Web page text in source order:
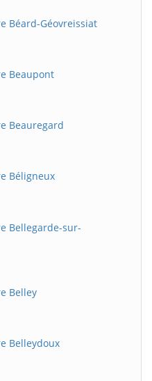
Béard-Géovreissiat
Beaupont
Beauregard
Béligneux
Bellegarde-sur-
Belley
Belleydoux